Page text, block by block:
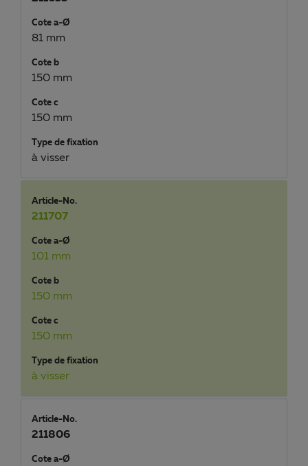
Cote a-Ø
81 mm
Cote b
150 mm
Cote c
150 mm
Type de fixation
à visser
Article-No.
211707
Cote a-Ø
101 mm
Cote b
150 mm
Cote c
150 mm
Type de fixation
à visser
Article-No.
211806
Cote a-Ø